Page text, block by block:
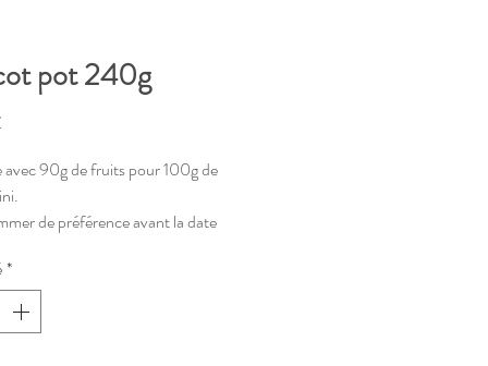
pot 240g
avec 90g de fruits pour 100g de
de préférence avant la date
au frais après ouverture.
consigné /!\
*